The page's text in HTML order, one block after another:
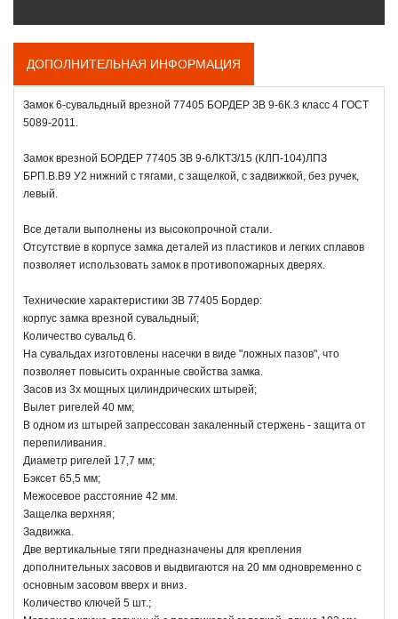
ДОПОЛНИТЕЛЬНАЯ ИНФОРМАЦИЯ
Замок 6-сувальдный врезной 77405 БОРДЕР ЗВ 9-6К.3 класс 4 ГОСТ
5089-2011.
Замок врезной БОРДЕР 77405 ЗВ 9-6ЛКТЗ/15 (КЛП-104)ЛПЗ
БРП.В.В9 У2 нижний с тягами, с защелкой, с задвижкой, без ручек,
левый.
Все детали выполнены из высокопрочной стали.
Отсутствие в корпусе замка деталей из пластиков и легких сплавов
позволяет использовать замок в противопожарных дверях.
Технические характеристики ЗВ 77405 Бордер:
корпус замка врезной сувальдный;
Количество сувальд 6.
На сувальдах изготовлены насечки в виде "ложных пазов", что
позволяет повысить охранные свойства замка.
Засов из 3х мощных цилиндрических штырей;
Вылет ригелей 40 мм;
В одном из штырей запрессован закаленный стержень - защита от
перепиливания.
Диаметр ригелей 17,7 мм;
Бэксет 65,5 мм;
Межосевое расстояние 42 мм.
Защелка верхняя;
Задвижка.
Две вертикальные тяги предназначены для крепления
дополнительных засовов и выдвигаются на 20 мм одновременно с
основным засовом вверх и вниз.
Количество ключей 5 шт.;